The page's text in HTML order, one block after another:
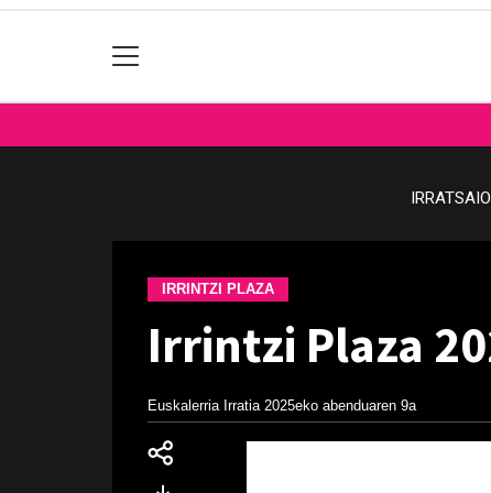
IRRINTZI PLAZA
Irrintzi Plaza
Euskalerria Irratia 2025eko abenduaren 9a